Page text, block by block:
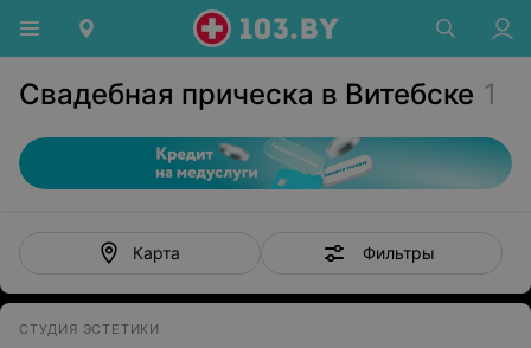
Свадебная прическа в Витебске 1
Карта Фильтры
СТУДИЯ ЭСТЕТИКИ